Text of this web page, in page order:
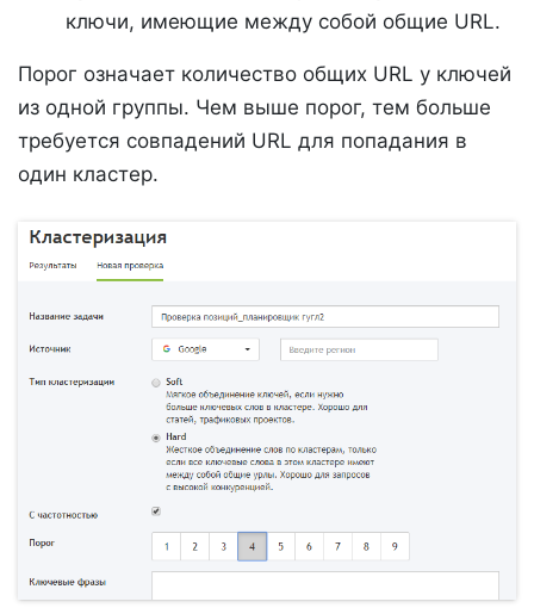
ключи, имеющие между собой общие URL.
Порог означает количество общих URL у ключей
из одной группы. Чем выше порог, тем больше
требуется совпадений URL для попадания в
один кластер.